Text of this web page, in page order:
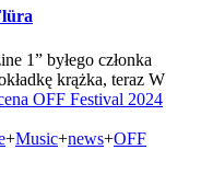
1” byłego członka
krążka, teraz W
+Music+news+OFF